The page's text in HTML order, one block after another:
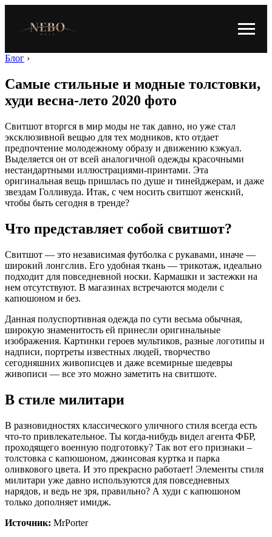
Блог ›
Самые стильные и модные толстовки,
худи весна-лето 2020 фото
Свитшот вторгся в мир моды не так давно, но уже стал
эксклюзивной вещью для тех модников, кто отдает
предпочтение молодежному образу и движению кэжуал.
Выделяется он от всей аналогичной одежды красочными
нестандартными иллюстрациями-принтами. Эта
оригинальная вещь пришлась по душе и тинейджерам, и даже
звездам Голливуда. Итак, с чем носить свитшот женский,
чтобы быть сегодня в тренде?
Что представляет собой свитшот?
Свитшот — это независимая футболка с рукавами, иначе —
широкий лонгслив. Его удобная ткань — трикотаж, идеально
подходит для повседневной носки. Кармашки и застежки на
нем отсутствуют. В магазинах встречаются модели с
капюшоном и без.
Данная полуспортивная одежда по сути весьма обычная,
широкую знаменитость ей принесли оригинальные
изображения. Картинки героев мультиков, разные логотипы и
надписи, портреты известных людей, творчество
сегодняшних живописцев и даже всемирные шедевры
живописи — все это можно заметить на свитшоте.
В стиле милитари
В разновидностях классического уличного стиля всегда есть
что-то привлекательное. Ты когда-нибудь видел агента ФБР,
проходящего военную подготовку? Так вот его признаки –
толстовка с капюшоном, джинсовая куртка и парка
оливкового цвета. И это прекрасно работает! Элементы стиля
милитари уже давно используются для повседневных
нарядов, и ведь не зря, правильно? А худи с капюшоном
только дополняет имидж.
Источник: MrPorter